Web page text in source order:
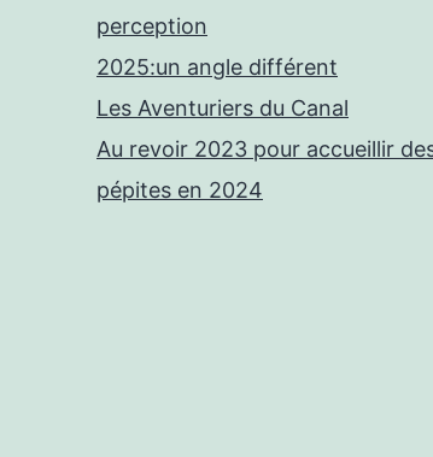
perception
2025:un angle différent
Les Aventuriers du Canal
Au revoir 2023 pour accueillir
pépites en 2024